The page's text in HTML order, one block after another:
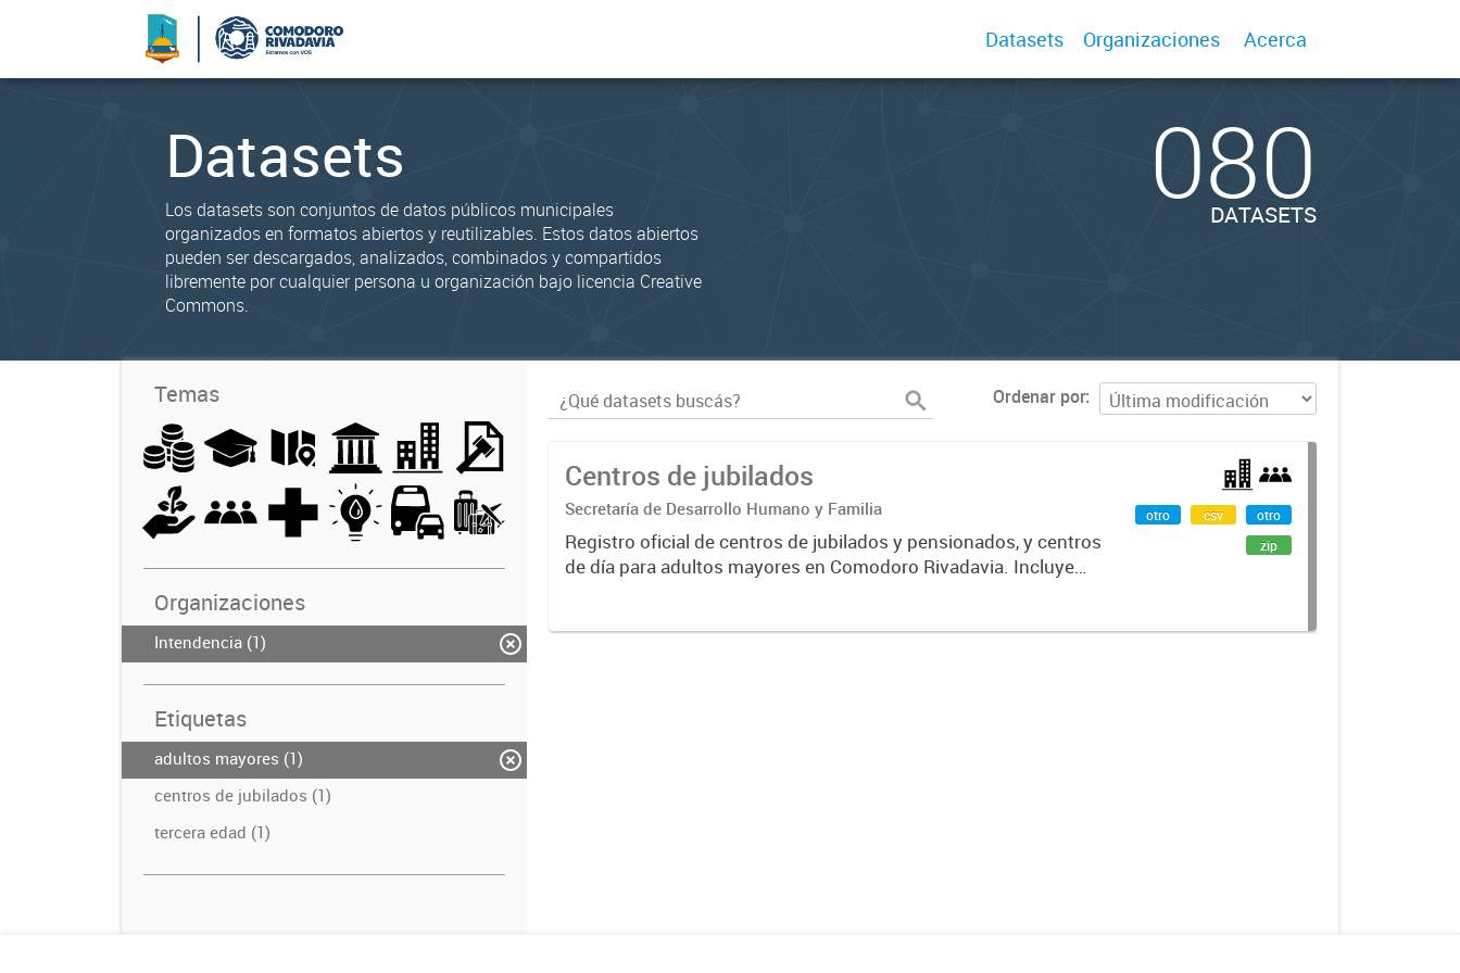
Datasets Organizaciones Acerca
Datasets
Los datasets son conjuntos de datos públicos municipales
organizados en formatos abiertos y reutilizables. Estos datos abiertos
pueden ser descargados, analizados, combinados y compartidos
libremente por cualquier persona u organización bajo licencia Creative
Commons.
080
DATASETS
Temas
Organizaciones
Intendencia (1)
Etiquetas
adultos mayores (1)
centros de jubilados (1)
tercera edad (1)
Ordenar por
Centros de jubilados
Secretaría de Desarrollo Humano y Familia
Registro oficial de centros de jubilados y pensionados, y centros
de día para adultos mayores en Comodoro Rivadavia. Incluye
otro csv
otro
zip